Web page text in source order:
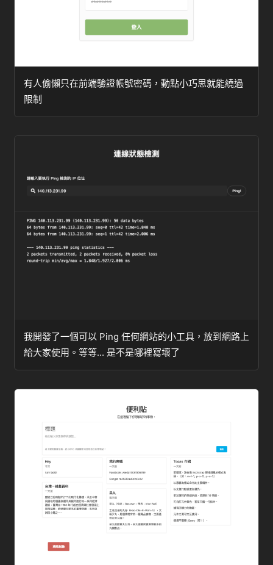
有人偷懶只在前端驗證帳號密碼，動點小巧思就能繞過
限制
我開發了一個可以 Ping 任何網站的小工具，放到網路上
給大家使用。等等... 是不是哪裡寫壞了